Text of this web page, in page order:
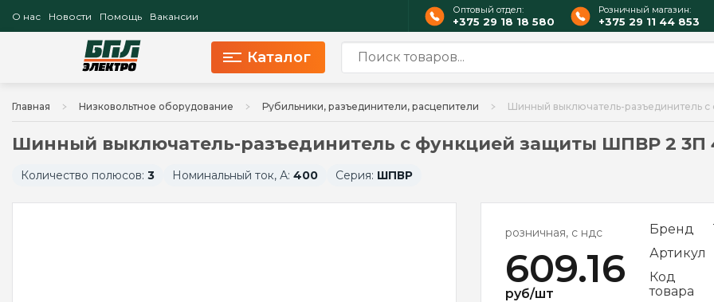
О нас Новости Помощь Вакансии
Оптовый отдел:
+375 29 18 18 580
Розничный магазин:
+375 29 11 44 853
Каталог
Главная Низковольтное оборудование Рубильники, разъединители, расцепители Шинный выключатель-разъединитель
Шинный выключатель-разъединитель с функцией защиты ШПВР 2 3П
Количество полюсов: 3 Номинальный ток, А: 400 Серия: ШПВР
розничная, с ндс
609.16
руб/шт
Бренд
Артикул
Код
товара